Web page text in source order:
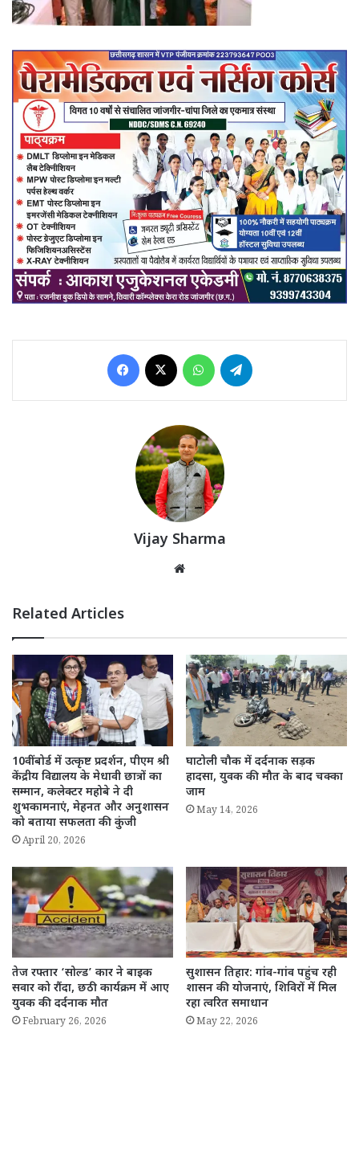
Facebook WhatsApp
Vijay Sharma
Related Articles
10वीं बोर्ड में उत्कृष्ट प्रदर्शन, पीएम श्री
केंद्रीय विद्यालय के मेधावी छात्रों का
सम्मान, कलेक्टर महोबे ने दी
शुभकामनाएं, मेहनत और अनुशासन
को बताया सफलता की कुंजी
April 20, 2026
घाटोली चौक में दर्दनाक सड़क
हादसा, युवक की मौत के बाद चक्का
जाम
May 14, 2026
तेज रफ्तार ‘सोल्ड’ कार ने बाइक
सवार को रौंदा, छठी कार्यक्रम में आए
युवक की दर्दनाक मौत
February 26, 2026
सुशासन तिहार: गांव-गांव पहुंच रही
शासन की योजनाएं, शिविरों में मिल
रहा त्वरित समाधान
May 22, 2026